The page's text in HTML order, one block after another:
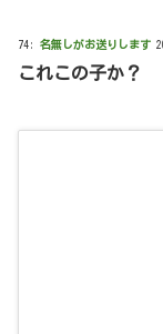
74: 名無しがお送りします
これこの子か？